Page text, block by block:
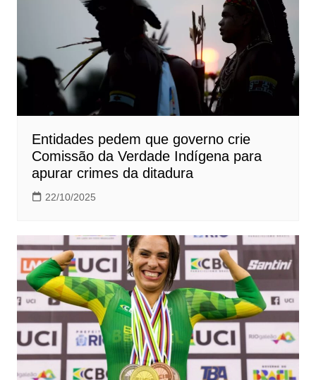
Entidades pedem que governo crie
Comissão da Verdade Indígena para
apurar crimes da ditadura
22/10/2025